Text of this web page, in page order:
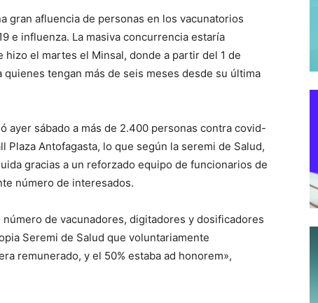
gran afluencia de personas en los vacunatorios
e influenza. La masiva concurrencia estaría
el martes el Minsal, donde a partir del 1 de
tengan más de seis meses desde su última
ayer sábado a más de 2.400 personas contra covid-
Plaza Antofagasta, lo que según la seremi de Salud,
gracias a un reforzado equipo de funcionarios de
número de interesados.
de vacunadores, digitadores y dosificadores
Seremi de Salud que voluntariamente
remunerado, y el 50% estaba ad honorem»,